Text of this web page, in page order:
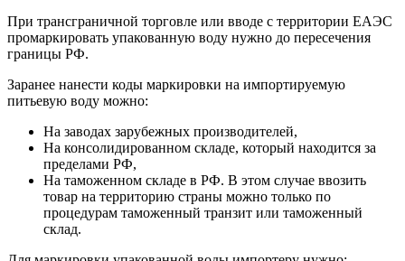
При трансграничной торговле или вводе с территории ЕАЭС
промаркировать упакованную воду нужно до пересечения
границы РФ.
Заранее нанести коды маркировки на импортируемую
питьевую воду можно:
На заводах зарубежных производителей,
На консолидированном складе, который находится за
пределами РФ,
На таможенном складе в РФ. В этом случае ввозить
товар на территорию страны можно только по
процедурам таможенный транзит или таможенный
склад.